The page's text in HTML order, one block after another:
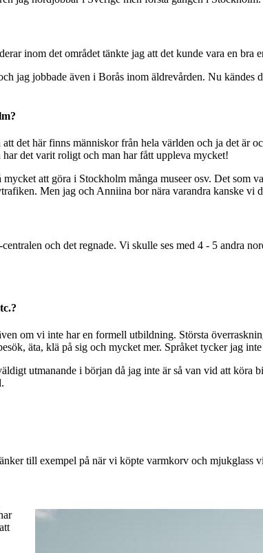
inom det området tänkte jag att det kunde vara en bra
jag jobbade även i Borås inom äldrevården. Nu kändes
det här finns människor från hela världen och ja det är
har det varit roligt och man har fått uppleva mycket!
att göra i Stockholm många museer osv. Det som
Men jag och Anniina bor nära varandra kanske vi
och det regnade. Vi skulle ses med 4 - 5 andra
om vi inte har en formell utbildning. Största
äta, klä på sig och mycket mer. Språket tycker jag
utmanande i början då jag inte är så van vid att köra
till exempel på när vi köpte varmkorv och mjukglass